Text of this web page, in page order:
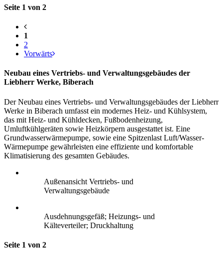
Seite 1 von 2
1
2
Vorwärts
Neubau eines Vertriebs- und Verwaltungsgebäudes der
Liebherr Werke, Biberach
Der Neubau eines Vertriebs- und Verwaltungsgebäudes der Liebherr
Werke in Biberach umfasst ein modernes Heiz- und Kühlsystem,
das mit Heiz- und Kühldecken, Fußbodenheizung,
Umluftkühlgeräten sowie Heizkörpern ausgestattet ist. Eine
Grundwasserwärmepumpe, sowie eine Spitzenlast Luft/Wasser-
Wärmepumpe gewährleisten eine effiziente und komfortable
Klimatisierung des gesamten Gebäudes.
Außenansicht Vertriebs- und
Verwaltungsgebäude
Ausdehnungsgefäß; Heizungs- und
Kälteverteiler; Druckhaltung
Seite 1 von 2